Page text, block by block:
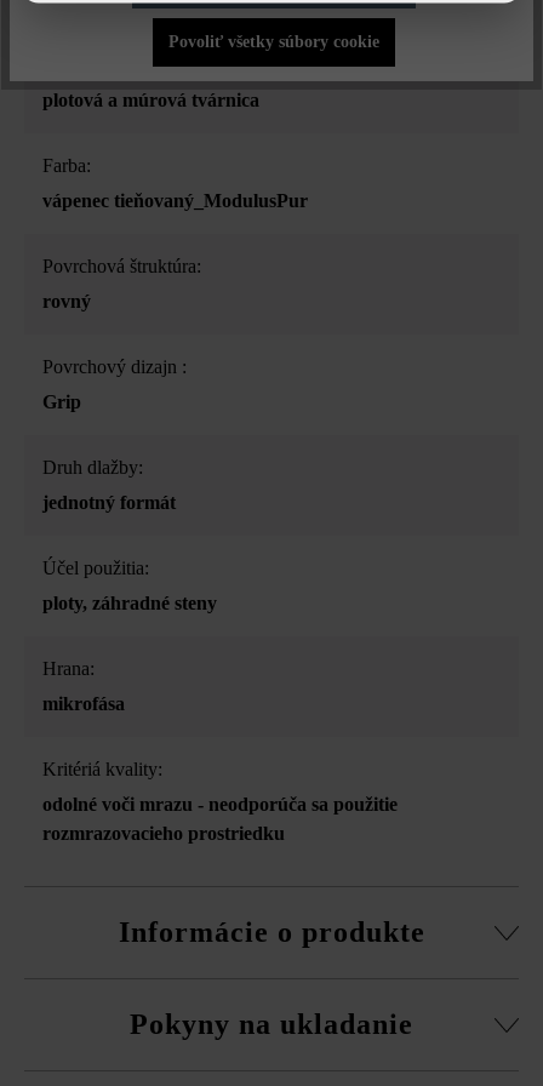
Druh produktu:
plotová a múrová tvárnica
Farba:
vápenec tieňovaný_ModulusPur
Povrchová štruktúra:
rovný
Povrchový dizajn :
Grip
Druh dlažby:
jednotný formát
Účel použitia:
ploty, záhradné steny
Hrana:
mikrofása
Kritériá kvality:
odolné voči mrazu - neodporúča sa použitie
rozmrazovacieho prostriedku
Informácie o produkte
kamene, súpravy rohových kociek a vrchná doska.
Pokyny na ukladanie
Povoliť všetky súbory cookie